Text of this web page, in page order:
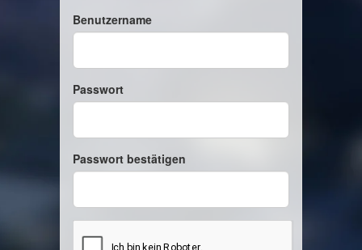
Benutzername
Passwort
Passwort bestätigen